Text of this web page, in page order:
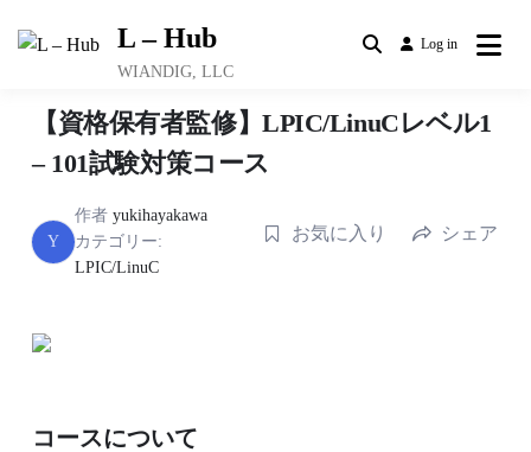
L – Hub
WIANDIG, LLC
Log in
【資格保有者監修】LPIC/LinuCレベル1
– 101試験対策コース
Y
作者 yukihayakawa
カテゴリー:
LPIC/LinuC
お気に入り シェア
コースについて